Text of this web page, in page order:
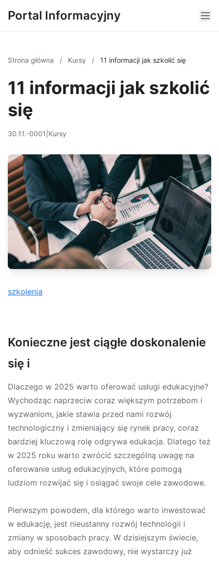
Portal Informacyjny
Strona główna / Kursy / 11 informacji jak szkolić się
11 informacji jak szkolić
się
30.11.-0001 Kursy
szkolenia
Konieczne jest ciągłe doskonalenie
się i
Dlaczego w 2025 warto oferować usługi edukacyjne?
Wychodząc naprzeciw coraz większym potrzebom i
wyzwaniom, jakie stawia przed nami rozwój
technologiczny i zmieniający się rynek pracy, coraz
bardziej kluczową rolę odgrywa edukacja. Dlatego też
w 2025 roku warto zwrócić szczególną uwagę na
oferowanie usług edukacyjnych, które pomogą
ludziom rozwijać się i osiągać swoje cele zawodowe.
Pierwszym powodem, dla którego warto inwestować
w edukację, jest nieustanny rozwój technologii i
zmiany w sposobach pracy. W dzisiejszym świecie,
aby odnieść sukces zawodowy, nie wystarczy już